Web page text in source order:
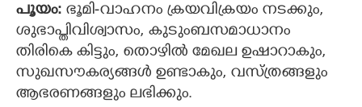
പൂയം: ഭൂമി-വാഹനം ക്രയവിക്രയം നടക്കും,
ശുഭാപ്തിവിശ്വാസം, കുടുംബസമാധാനം
തിരികെ കിട്ടും, തൊഴില്‍ മേഖല ഉഷാറാകും,
സുഖസൗകര്യങ്ങൾ ഉണ്ടാകും, വസ്ത്രങ്ങളും
ആഭരണങ്ങളും ലഭിക്കും.